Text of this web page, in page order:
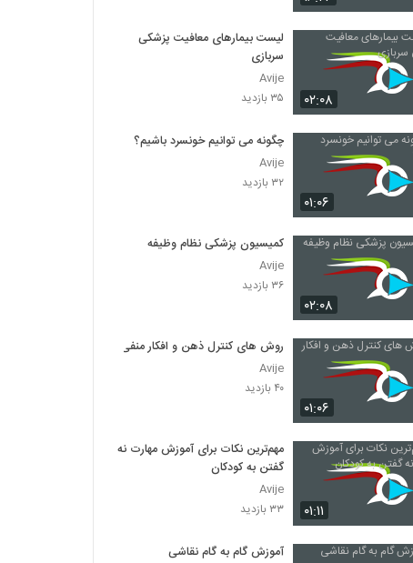
۰۲:۰۸
لیست بیمارهای معافیت پزشکی
سربازی
Avije
۳۵ بازدید
۰۱:۰۶
چگونه می توانیم خونسرد باشیم؟
Avije
۳۲ بازدید
۰۲:۰۸
کمیسیون پزشکی نظام وظیفه
Avije
۳۶ بازدید
۰۱:۰۶
روش های کنترل ذهن و افکار منفی
Avije
۴۰ بازدید
۰۱:۱۱
مهم‌ترین نکات برای آموزش مهارت نه
گفتن به کودکان
Avije
۳۳ بازدید
آموزش گام به گام نقاشی